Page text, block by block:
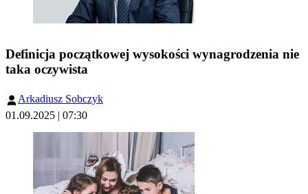
Definicja początkowej wysokości wynagrodzenia nie
taka oczywista
Arkadiusz Sobczyk
01.09.2025 | 07:30